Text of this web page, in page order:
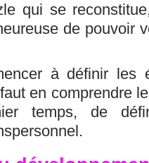
qui se
de pouvoir
à définir les
en comprendre
temps, de